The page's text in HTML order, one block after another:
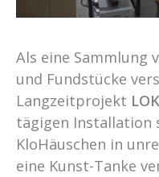
Als eine Sammlung
und Fundstücke
Langzeitprojekt
tägigen Installation
KloHäuschen in
eine Kunst-Tanke